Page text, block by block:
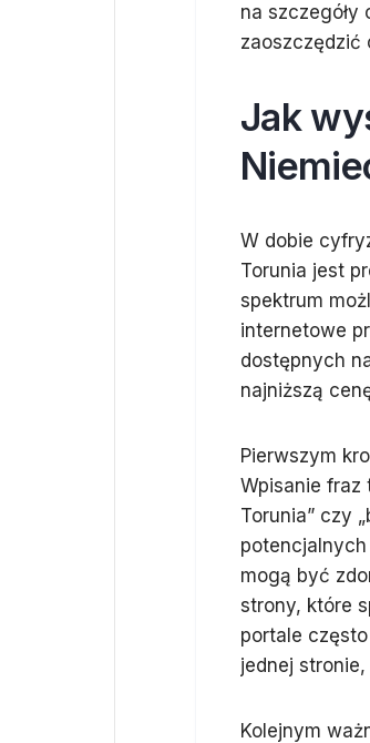
na
zaoszczędzić
Jak
W dobie
Torunia jest
spektrum
internetowe
dostępnych
najniższą
Pierwszym
Wpisanie fraz
Torunia” czy
mogą być
strony, które
portale
jednej
Kolejnym